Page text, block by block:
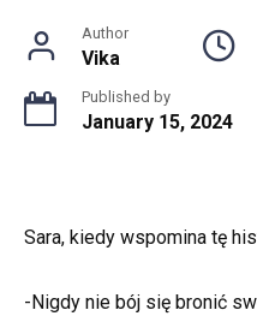
Author
Vika
Published by
January 15, 2024
Sara, kiedy wspomina tę
-Nigdy nie bój się bronić